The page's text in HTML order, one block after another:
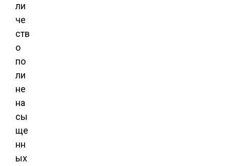
ли
че
ств
о
по
ли
не
на
сы
ще
нн
ых